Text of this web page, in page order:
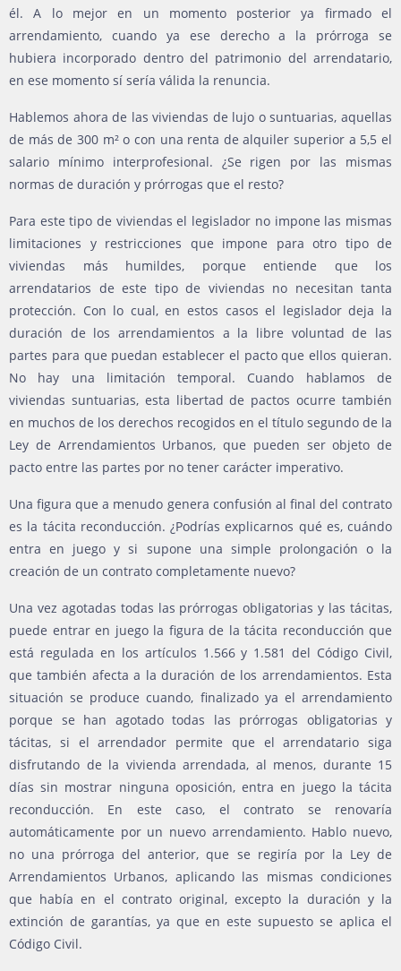
él. A lo mejor en un momento posterior ya firmado el
arrendamiento, cuando ya ese derecho a la prórroga se
hubiera incorporado dentro del patrimonio del arrendatario,
en ese momento sí sería válida la renuncia.
Hablemos ahora de las viviendas de lujo o suntuarias, aquellas
de más de 300 m² o con una renta de alquiler superior a 5,5 el
salario mínimo interprofesional. ¿Se rigen por las mismas
normas de duración y prórrogas que el resto?
Para este tipo de viviendas el legislador no impone las mismas
limitaciones y restricciones que impone para otro tipo de
viviendas más humildes, porque entiende que los
arrendatarios de este tipo de viviendas no necesitan tanta
protección. Con lo cual, en estos casos el legislador deja la
duración de los arrendamientos a la libre voluntad de las
partes para que puedan establecer el pacto que ellos quieran.
No hay una limitación temporal. Cuando hablamos de
viviendas suntuarias, esta libertad de pactos ocurre también
en muchos de los derechos recogidos en el título segundo de la
Ley de Arrendamientos Urbanos, que pueden ser objeto de
pacto entre las partes por no tener carácter imperativo.
Una figura que a menudo genera confusión al final del contrato
es la tácita reconducción. ¿Podrías explicarnos qué es, cuándo
entra en juego y si supone una simple prolongación o la
creación de un contrato completamente nuevo?
Una vez agotadas todas las prórrogas obligatorias y las tácitas,
puede entrar en juego la figura de la tácita reconducción que
está regulada en los artículos 1.566 y 1.581 del Código Civil,
que también afecta a la duración de los arrendamientos. Esta
situación se produce cuando, finalizado ya el arrendamiento
porque se han agotado todas las prórrogas obligatorias y
tácitas, si el arrendador permite que el arrendatario siga
disfrutando de la vivienda arrendada, al menos, durante 15
días sin mostrar ninguna oposición, entra en juego la tácita
reconducción. En este caso, el contrato se renovaría
automáticamente por un nuevo arrendamiento. Hablo nuevo,
no una prórroga del anterior, que se regiría por la Ley de
Arrendamientos Urbanos, aplicando las mismas condiciones
que había en el contrato original, excepto la duración y la
extinción de garantías, ya que en este supuesto se aplica el
Código Civil.